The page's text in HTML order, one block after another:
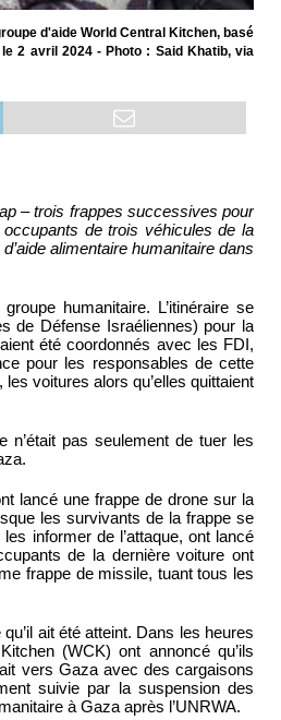
d'aide World Central Kitchen, basé
2 avril 2024 - Photo : Said Khatib, via
– trois frappes successives pour
de trois véhicules de la
alimentaire humanitaire dans
humanitaire. L’itinéraire se
de Défense Israéliennes) pour la
été coordonnés avec les FDI,
pour les responsables de cette
voitures alors qu’elles quittaient
n’était pas seulement de tuer les
lancé une frappe de drone sur la
les survivants de la frappe se
informer de l’attaque, ont lancé
de la dernière voiture ont
frappe de missile, tuant tous les
ait été atteint. Dans les heures
(WCK) ont annoncé qu’ils
vers Gaza avec des cargaisons
suivie par la suspension des
à Gaza après l’UNRWA.